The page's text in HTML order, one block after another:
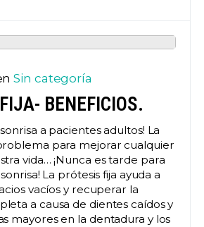
Sin categoría
BENEFICIOS.
a pacientes adultos! La
para mejorar cualquier
vida… ¡Nunca es tarde para
La prótesis fija ayuda a
vacíos y recuperar la
a causa de dientes caídos y
mayores en la dentadura y los